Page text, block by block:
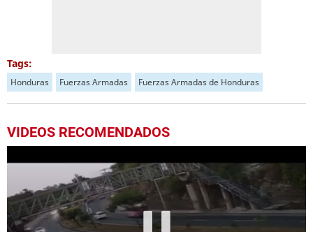
Tags:
Honduras Fuerzas Armadas Fuerzas Armadas de Honduras
VIDEOS RECOMENDADOS